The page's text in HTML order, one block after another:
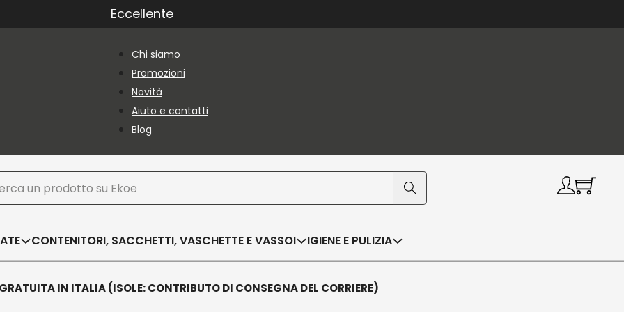
Eccellente
Chi siamo
Promozioni
Novità
Aiuto e contatti
Blog
CONTENITORI, SACCHETTI, VASCHETTE E VASSOI IGIENE E PULIZIA
IN ITALIA (ISOLE: CONTRIBUTO DI CONSEGNA DEL CORRIERE)